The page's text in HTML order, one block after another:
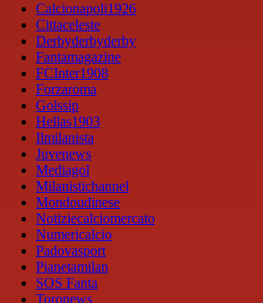
Calcionapoli1926
Cittaceleste
Derbyderbyderby
Fantamagazine
FCInter1908
Forzaroma
Golssip
Hellas1903
Ilmilanista
Juvenews
Mediagol
Milanistichannel
Mondoudinese
Notiziecalciomercato
Numericalcio
Padovasport
Pianetamilan
SOS Fanta
Toronews